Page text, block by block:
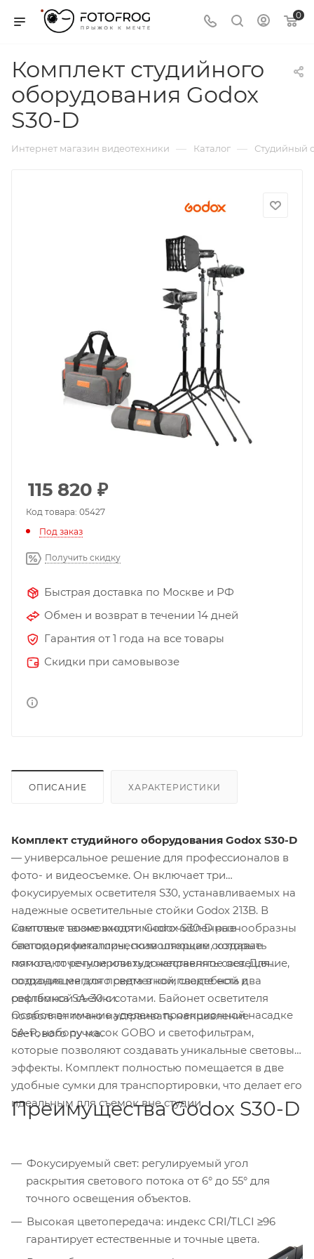
0
Комплект студийного
оборудования Godox
S30-D
Интернет магазин видеотехники — Каталог — Студийный
115 820 ₽
Код товара: 05427
Под заказ
Получить скидку
Быстрая доставка по Москве и РФ
Обмен и возврат в течении 14 дней
Гарантия от 1 года на все товары
Скидки при самовывозе
ОПИСАНИЕ ХАРАКТЕРИСТИКИ
Комплект студийного оборудования Godox S30-D
— универсальное решение для профессионалов в
фото- и видеосъемке. Он включает три
фокусируемых осветителя S30, устанавливаемых на
надежные осветительные стойки Godox 213B. В
комплект также входят многочисленные
светомодификаторы, позволяющие создавать
мягкое, точечное или художественное освещение,
подходящее для предметной, свадебной и
рекламной съемки.
Световые возможности Godox S30-D разнообразны
благодаря металлическим шторкам, которые
помогают регулировать и направлять свет. Для
создания мягкого света в комплекте есть два
софтбокса SA-30 с сотами. Байонет осветителя
позволяет точно настраивать направление
светового пучка.
Особое внимание уделено проекционной насадке
SA-P, набору масок GOBO и светофильтрам,
которые позволяют создавать уникальные световые
эффекты. Комплект полностью помещается в две
удобные сумки для транспортировки, что делает его
идеальным для съемок вне студии.
Преимущества Godox S30-D
Фокусируемый свет: регулируемый угол
раскрытия светового потока от 6° до 55° для
точного освещения объектов.
Высокая цветопередача: индекс CRI/TLCI ≥96
гарантирует естественные и точные цвета.